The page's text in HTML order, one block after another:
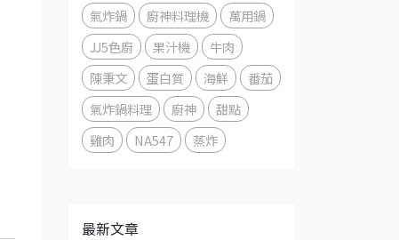
氣炸鍋 廚神料理機
萬用鍋
JJ5色廚
果汁機
牛肉
陳秉文
蛋白質 海鮮
番茄
氣炸鍋料理
廚神
甜點
雞肉
NA547 蒸炸
最新文章